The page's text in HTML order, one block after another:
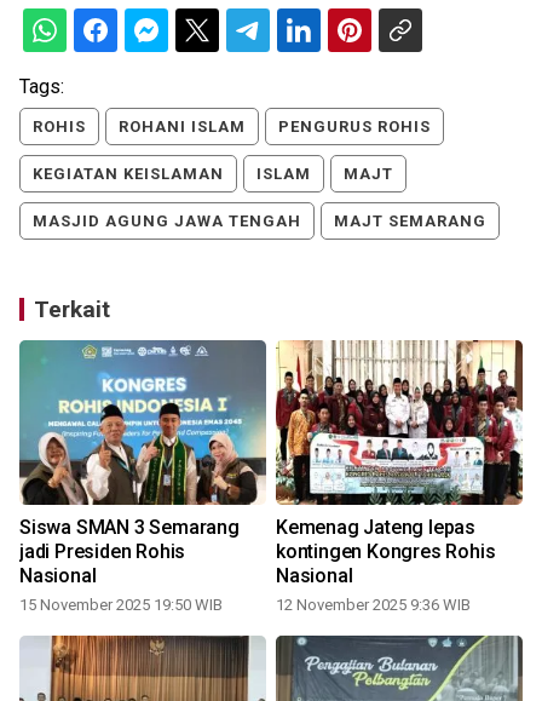
Tags:
ROHIS ROHANI ISLAM PENGURUS ROHIS
KEGIATAN KEISLAMAN ISLAM MAJT
MASJID AGUNG JAWA TENGAH MAJT SEMARANG
Terkait
Siswa SMAN 3 Semarang
jadi Presiden Rohis
Nasional
15 November 2025 19:50 WIB
Kemenag Jateng lepas
kontingen Kongres Rohis
Nasional
12 November 2025 9:36 WIB